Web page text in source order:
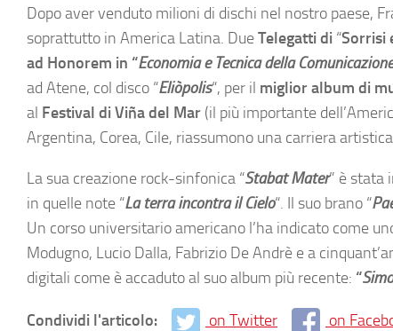
Dopo aver venduto milioni di dischi nel nostro paese,
soprattutto in America Latina. DueTelegatti di “Sorrisi
ad Honorem in “Economia e Tecnica della Comunicazione
ad Atene, col disco “Eliòpolis“, per il miglior album di
al Festival di Viña del Mar (il più importante
Argentina, Corea, Cile, riassumono una carriera
La sua creazione rock-sinfonica “Stabat Mater” è stata
in quelle note “La terra incontra il Cielo“. Il suo brano “
Un corso universitario americano l’ha indicato come
Modugno, Lucio Dalla, Fabrizio De Andrè e a
digitali come è accaduto al suo album più recente: “
Condividi l'articolo: on Twitter on